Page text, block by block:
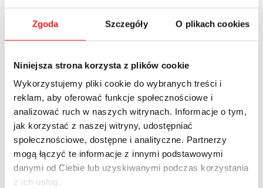
Zgoda Szczegóły O plikach cookies
Niniejsza strona korzysta z plików cookie
Wykorzystujemy pliki cookie do wybranych treści i
reklam, aby oferować funkcje społecznościowe i
analizować ruch w naszych witrynach. Informacje o tym,
jak korzystać z naszej witryny, udostępniać
społecznościowe, dostępne i analityczne. Partnerzy
mogą łączyć te informacje z innymi podstawowymi
danymi od Ciebie lub uzyskiwanymi podczas korzystania
z ich usług.
POWRÓT
Zapytaj o szczegóły oferty
Imię i nazwisko: *
Adres e-mail: *